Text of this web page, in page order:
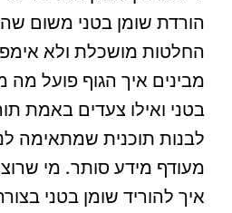
הורדת שומן בטני משום
החלטות מושכלת ולא
מבינים איך הגוף פועל מה
בטני ואילו צעדים באמת
לבנות תוכנית שמתאימה
מעודף מידע סותר. מי
איך להוריד שומן בטני